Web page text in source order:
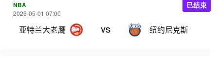
NBA
2026-05-01 07:00
亚特兰大老鹰 VS 纽约尼克斯
已结束